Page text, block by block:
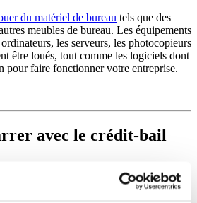
du matériel de bureau tels que des
meubles de bureau. Les équipements
les serveurs, les photocopieurs
être loués, tout comme les logiciels dont
pour faire fonctionner votre entreprise.
avec le crédit-bail
grande question. Pour vous aider à